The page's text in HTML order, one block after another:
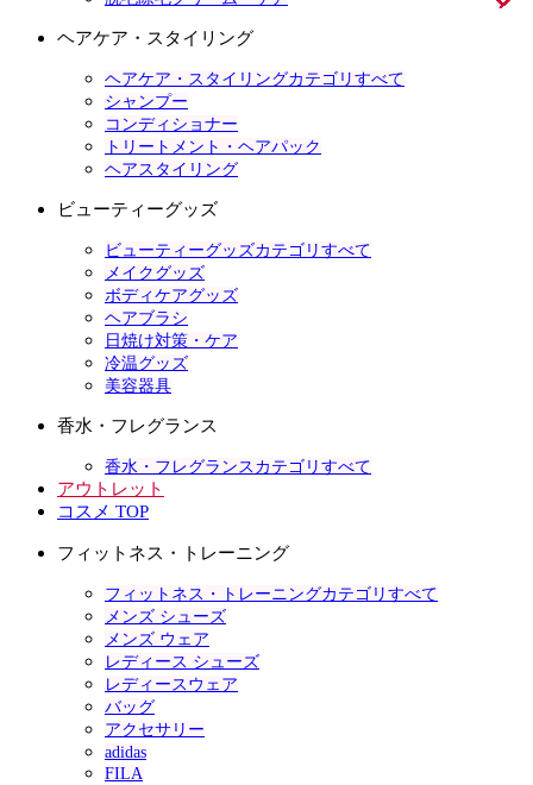
ヘアケア・スタイリング
ヘアケア・スタイリングカテゴリすべて
シャンプー
コンディショナー
トリートメント・ヘアパック
ヘアスタイリング
ビューティーグッズ
ビューティーグッズカテゴリすべて
メイクグッズ
ボディケアグッズ
ヘアブラシ
日焼け対策・ケア
冷温グッズ
美容器具
香水・フレグランス
香水・フレグランスカテゴリすべて
アウトレット
コスメ TOP
フィットネス・トレーニング
フィットネス・トレーニングカテゴリすべて
メンズ シューズ
メンズ ウェア
レディース シューズ
レディースウェア
バッグ
アクセサリー
adidas
FILA